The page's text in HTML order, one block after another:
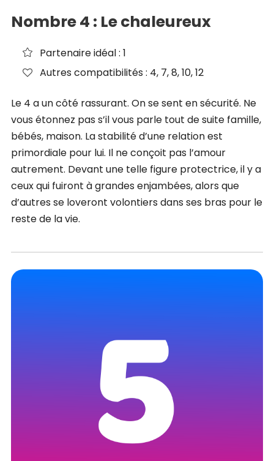
Nombre 4 : Le chaleureux
Partenaire idéal : 1
Autres compatibilités : 4, 7, 8, 10, 12
Le 4 a un côté rassurant. On se sent en sécurité. Ne
vous étonnez pas s’il vous parle tout de suite famille,
bébés, maison. La stabilité d’une relation est
primordiale pour lui. Il ne conçoit pas l’amour
autrement. Devant une telle figure protectrice, il y a
ceux qui fuiront à grandes enjambées, alors que
d’autres se loveront volontiers dans ses bras pour le
reste de la vie.